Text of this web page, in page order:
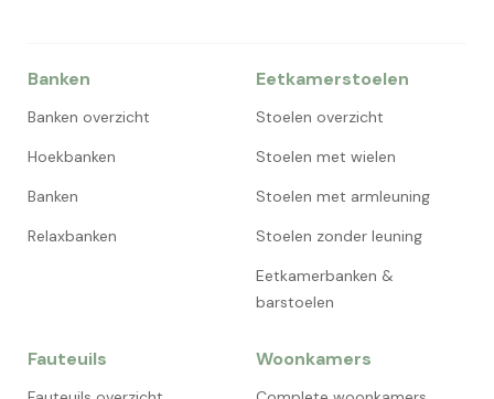
Banken
Banken overzicht
Hoekbanken
Banken
Relaxbanken
Eetkamerstoelen
Stoelen overzicht
Stoelen met wielen
Stoelen met armleuning
Stoelen zonder leuning
Eetkamerbanken &
barstoelen
Fauteuils Woonkamers